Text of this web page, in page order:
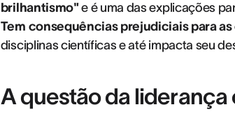
brilhantismo"e é uma das explicações
Tem consequências prejudiciais para
disciplinas científicas e até impacta seu
A questão da